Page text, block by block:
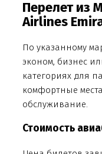
Перелет из
Airlines
По указанному
эконом, бизнес
категориях для
комфортные
обслуживание.
Стоимость